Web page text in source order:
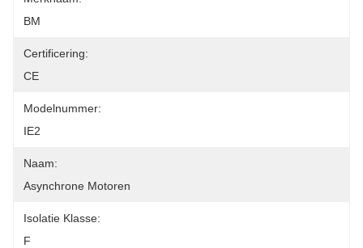
BM
Certificering:
CE
Modelnummer:
IE2
Naam:
Asynchrone Motoren
Isolatie Klasse:
F